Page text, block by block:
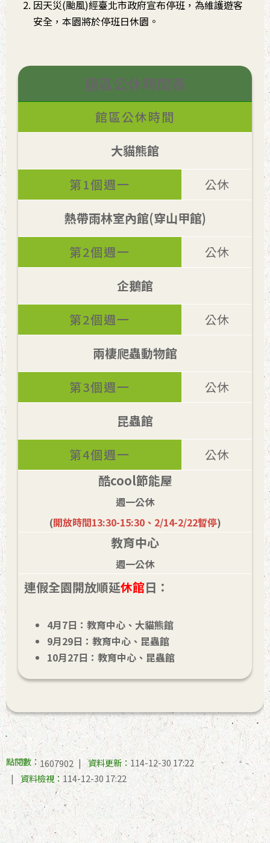
因天災(颱風)經臺北市政府宣布停班，為維護遊客
安全，本園將於停班日休園。
館區公休時間
館區公休時間表
大貓熊館
第1個週一
公休
熱帶雨林室內館(穿山甲館)
第2個週一
公休
企鵝館
第2個週一
公休
兩棲爬蟲動物館
第3個週一
公休
昆蟲館
第4個週一
公休
酷cool節能屋
週一公休
(開放時間13:30-15:30、2/14-2/22暫停)
教育中心
週一公休
連假全園開放順延休館日：
4月7日：教育中心、大貓熊館
9月29日：教育中心、昆蟲館
10月27日：教育中心、昆蟲館
點閱數：1607902 資料更新：114-12-30 17:22
資料檢視：114-12-30 17:22